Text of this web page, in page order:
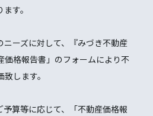
す。
ニーズに対して、『みづき不動産
価格報告書」のフォームにより不
します。
算等に応じて、「不動産価格報